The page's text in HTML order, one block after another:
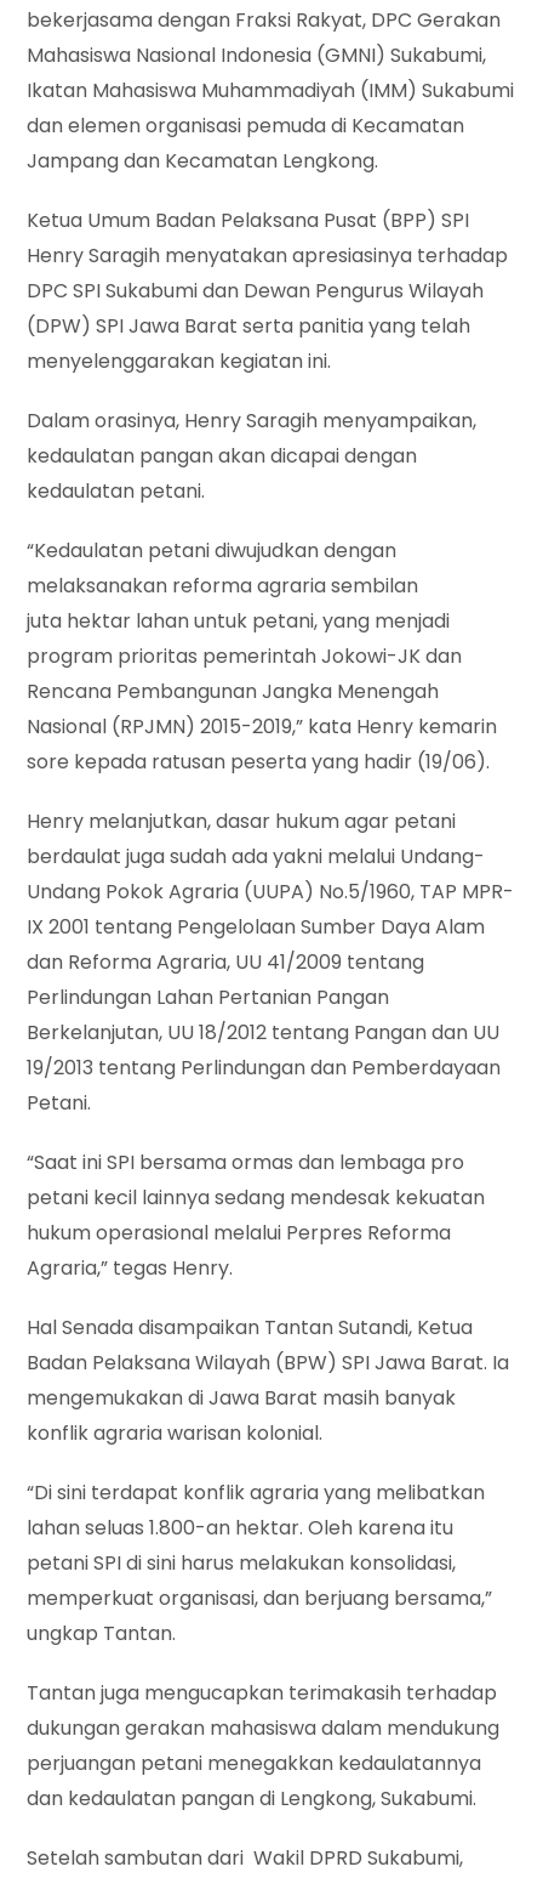
bekerjasama dengan Fraksi Rakyat, DPC Gerakan
Mahasiswa Nasional Indonesia (GMNI) Sukabumi,
Ikatan Mahasiswa Muhammadiyah (IMM) Sukabumi
dan elemen organisasi pemuda di Kecamatan
Jampang dan Kecamatan Lengkong.
Ketua Umum Badan Pelaksana Pusat (BPP) SPI
Henry Saragih menyatakan apresiasinya terhadap
DPC SPI Sukabumi dan Dewan Pengurus Wilayah
(DPW) SPI Jawa Barat serta panitia yang telah
menyelenggarakan kegiatan ini.
Dalam orasinya, Henry Saragih menyampaikan,
kedaulatan pangan akan dicapai dengan
kedaulatan petani.
“Kedaulatan petani diwujudkan dengan
melaksanakan reforma agraria sembilan
juta hektar lahan untuk petani, yang menjadi
program prioritas pemerintah Jokowi-JK dan
Rencana Pembangunan Jangka Menengah
Nasional (RPJMN) 2015-2019,” kata Henry kemarin
sore kepada ratusan peserta yang hadir (19/06).
Henry melanjutkan, dasar hukum agar petani
berdaulat juga sudah ada yakni melalui Undang-
Undang Pokok Agraria (UUPA) No.5/1960, TAP MPR-
IX 2001 tentang Pengelolaan Sumber Daya Alam
dan Reforma Agraria, UU 41/2009 tentang
Perlindungan Lahan Pertanian Pangan
Berkelanjutan, UU 18/2012 tentang Pangan dan UU
19/2013 tentang Perlindungan dan Pemberdayaan
Petani.
“Saat ini SPI bersama ormas dan lembaga pro
petani kecil lainnya sedang mendesak kekuatan
hukum operasional melalui Perpres Reforma
Agraria,” tegas Henry.
Hal Senada disampaikan Tantan Sutandi, Ketua
Badan Pelaksana Wilayah (BPW) SPI Jawa Barat. Ia
mengemukakan di Jawa Barat masih banyak
konflik agraria warisan kolonial.
“Di sini terdapat konflik agraria yang melibatkan
lahan seluas 1.800-an hektar. Oleh karena itu
petani SPI di sini harus melakukan konsolidasi,
memperkuat organisasi, dan berjuang bersama,”
ungkap Tantan.
Tantan juga mengucapkan terimakasih terhadap
dukungan gerakan mahasiswa dalam mendukung
perjuangan petani menegakkan kedaulatannya
dan kedaulatan pangan di Lengkong, Sukabumi.
Setelah sambutan dari Wakil DPRD Sukabumi,